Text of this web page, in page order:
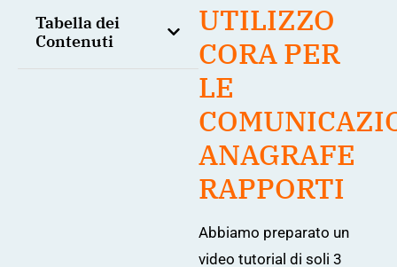
Tabella dei
Contenuti
UTILIZZO
CORA PER
LE
ANAGRAFE
RAPPORTI
Abbiamo preparato un
video tutorial di soli 3